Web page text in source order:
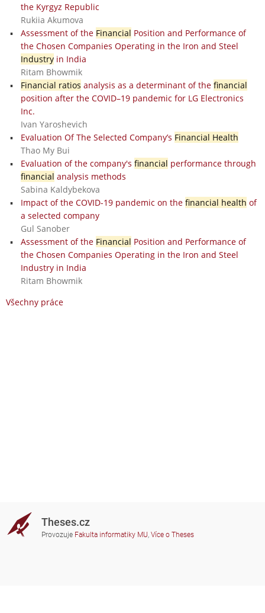
the Kyrgyz Republic
Rukiia Akumova
Assessment of the Financial Position and Performance of
the Chosen Companies Operating in the Iron and Steel
Industryin India
Ritam Bhowmik
Financial ratios analysis as a determinant of the financial
position after the COVID–19 pandemic for LG Electronics
Inc.
Ivan Yaroshevich
Evaluation Of The Selected Company’s Financial Health
Thao My Bui
Evaluation of the company's financial performance through
financial analysis methods
Sabina Kaldybekova
Impact of the COVID-19 pandemic on the financial health of
a selected company
Gul Sanober
Assessment of the Financial Position and Performance of
the Chosen Companies Operating in the Iron and Steel
Industry in India
Ritam Bhowmik
Všechny práce
Theses.cz
Provozuje Fakulta informatiky MU, Více o Theses